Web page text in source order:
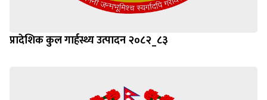
प्रादेशिक कुल गार्हस्थ्य उत्पादन २०८२_८३